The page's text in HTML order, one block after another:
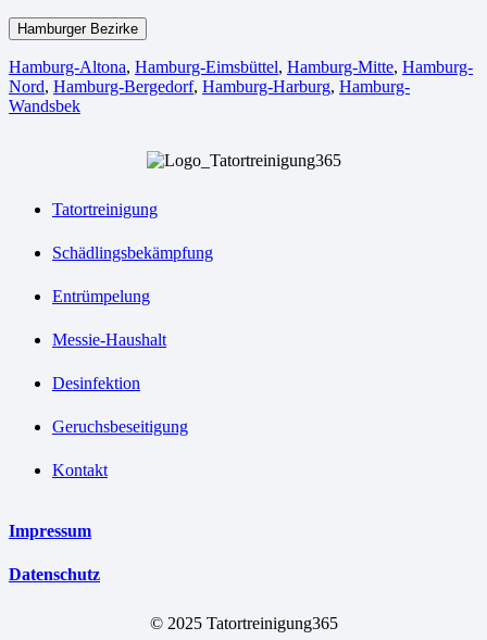
Hamburger Bezirke
Hamburg-Altona, Hamburg-Eimsbüttel, Hamburg-Mitte, Hamburg-
Nord, Hamburg-Bergedorf, Hamburg-Harburg, Hamburg-
Wandsbek
Tatortreinigung
Schädlingsbekämpfung
Entrümpelung
Messie-Haushalt
Desinfektion
Geruchsbeseitigung
Kontakt
Impressum
Datenschutz
© 2025 Tatortreinigung365